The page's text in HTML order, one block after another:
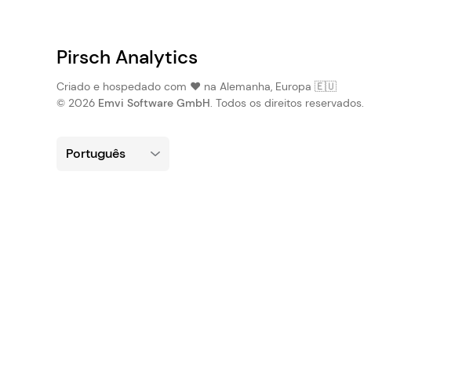
Pirsch Analytics
Criado e hospedado com ❤️ na Alemanha, Europa 🇪🇺
© 2026 Emvi Software GmbH. Todos os direitos reservados.